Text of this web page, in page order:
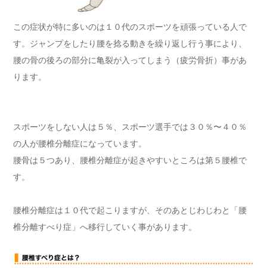
この症状が特に多いのは１０代のスポーツを頑張っている人で
す。ジャンプをしたり腰を捻る動きを繰り返し行う事により、
腰の骨の後ろの部分に亀裂が入ってしまう（疲労骨折）事があ
ります。
スポーツをしない人は５％、スポーツ選手では３０％〜４０％
の人が腰椎分離症になっています。
腰骨は５つあり、腰椎分離症が起きやすいところは第５腰椎で
す。
腰椎分離症は１０代で起こりますが、そのあとじわじわと「腰
椎分離すべり症」へ移行していく事があります。